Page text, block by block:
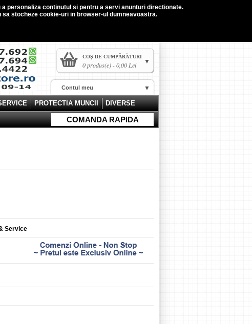
personaliza continutul si pentru a servi anunturi directionate.
stocheze cookie-uri in browser-ul dumneavoastra.
COŞ DE CUMPĂRĂTURI
0 produs(e) - 0,00 Lei
COMANDA RAPIDA
Contul meu
PROTECTIA MUNCII DIVERSE
Service